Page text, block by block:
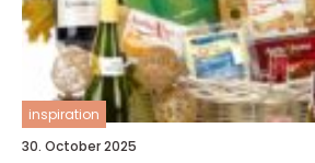
inspiration
30. October 2025